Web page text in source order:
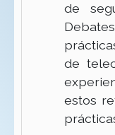
de
de
estos